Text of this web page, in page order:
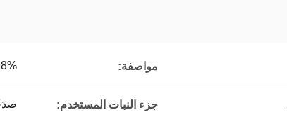
مواصفة:
جزء النبات المستخدم: